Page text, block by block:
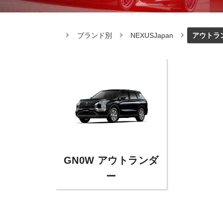
ブランド別 NEXUSJapan アウトラ
GN0W アウトランダ
ー